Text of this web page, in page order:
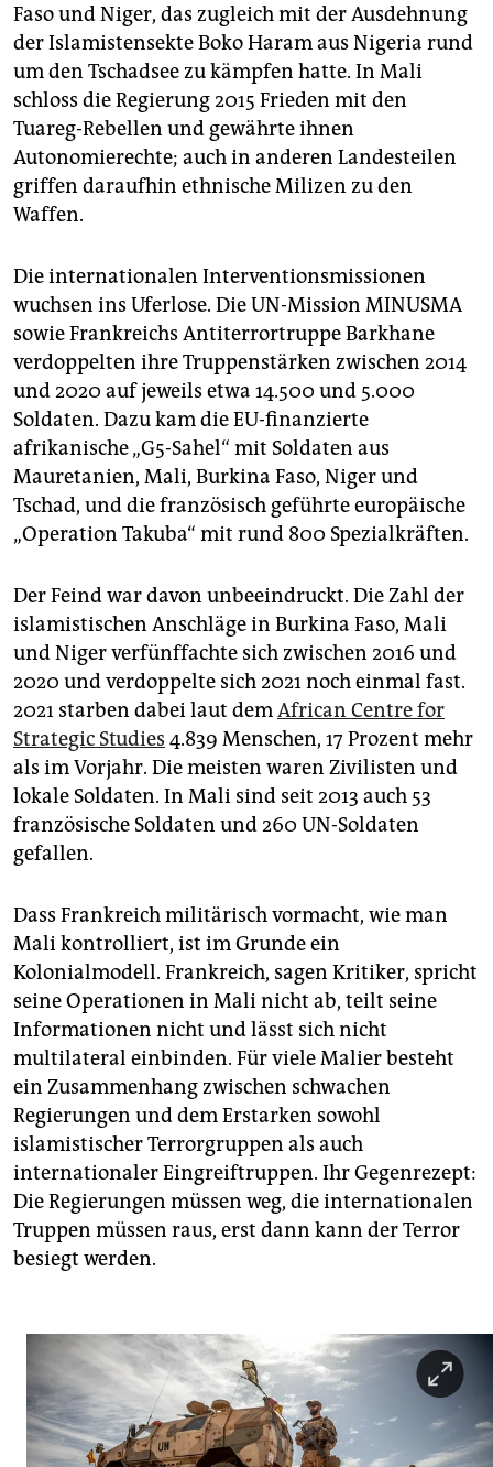
Faso und Niger, das zugleich mit der Ausdehnung
der Islamistensekte Boko Haram aus Nigeria rund
um den Tschadsee zu kämpfen hatte. In Mali
schloss die Regierung 2015 Frieden mit den
Tuareg-Rebellen und gewährte ihnen
Autonomierechte; auch in anderen Landesteilen
griffen daraufhin ethnische Milizen zu den
Waffen.
Die internationalen Interventionsmissionen
wuchsen ins Uferlose. Die UN-Mission MINUSMA
sowie Frankreichs Antiterrortruppe Barkhane
verdoppelten ihre Truppenstärken zwischen 2014
und 2020 auf jeweils etwa 14.500 und 5.000
Soldaten. Dazu kam die EU-finanzierte
afrikanische „G5-Sahel“ mit Soldaten aus
Mauretanien, Mali, Burkina Faso, Niger und
Tschad, und die französisch geführte europäische
„Operation Takuba“ mit rund 800 Spezialkräften.
Der Feind war davon unbeeindruckt. Die Zahl der
islamistischen Anschläge in Burkina Faso, Mali
und Niger verfünffachte sich zwischen 2016 und
2020 und verdoppelte sich 2021 noch einmal fast.
2021 starben dabei laut demAfrican Centre for
Strategic Studies 4.839 Menschen, 17 Prozent mehr
als im Vorjahr. Die meisten waren Zivilisten und
lokale Soldaten. In Mali sind seit 2013 auch 53
französische Soldaten und 260 UN-Soldaten
gefallen.
Dass Frankreich militärisch vormacht, wie man
Mali kontrolliert, ist im Grunde ein
Kolonialmodell. Frankreich, sagen Kritiker, spricht
seine Operationen in Mali nicht ab, teilt seine
Informationen nicht und lässt sich nicht
multilateral einbinden. Für viele Malier besteht
ein Zusammenhang zwischen schwachen
Regierungen und dem Erstarken sowohl
islamistischer Terrorgruppen als auch
internationaler Eingreiftruppen. Ihr Gegenrezept:
Die Regierungen müssen weg, die internationalen
Truppen müssen raus, erst dann kann der Terror
besiegt werden.